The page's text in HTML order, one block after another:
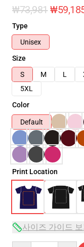
₩73,981
Type
Unisex
Size
S
M L
5XL
Color
Default
Print Location
사이즈 가이드 보